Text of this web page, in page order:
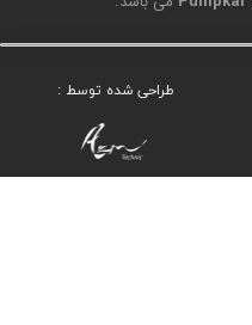
طراحی شده توسط :